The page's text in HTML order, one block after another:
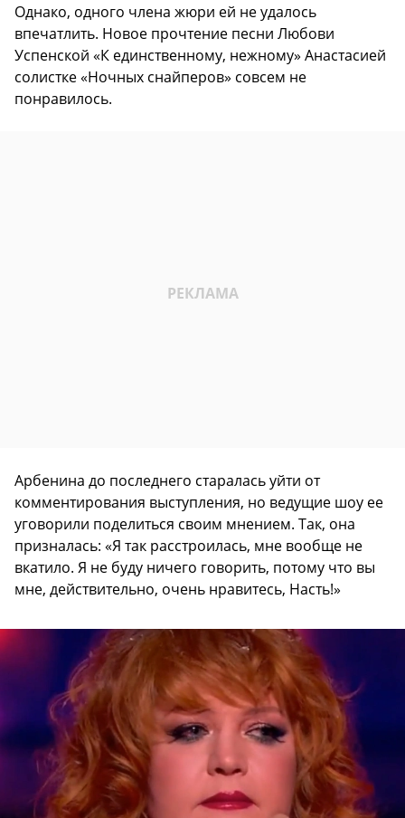
Однако, одного члена жюри ей не удалось
впечатлить. Новое прочтение песни Любови
Успенской «К единственному, нежному» Анастасией
солистке «Ночных снайперов» совсем не
понравилось.
Арбенина до последнего старалась уйти от
комментирования выступления, но ведущие шоу ее
уговорили поделиться своим мнением. Так, она
призналась: «Я так расстроилась, мне вообще не
вкатило. Я не буду ничего говорить, потому что вы
мне, действительно, очень нравитесь, Насть!»